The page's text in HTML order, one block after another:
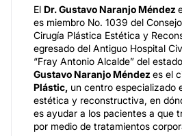
El Dr. Gustavo Naranjo Méndez
es miembro No. 1039 del
Cirugía Plástica Estética y
egresado del Antiguo Hospital
“Fray Antonio Alcalde” del
Gustavo Naranjo Méndez es el
Plástic, un centro especializado
estética y reconstructiva, en
es ayudar a los pacientes a que
por medio de tratamientos